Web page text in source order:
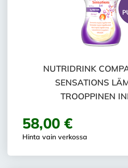
NUTRIDRINK
SENSATIONS
TROOPPINEN
58,00 €
Hinta vain verkossa